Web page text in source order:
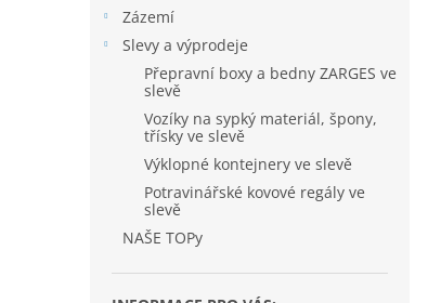
Zázemí
Slevy a výprodeje
Přepravní boxy a bedny ZARGES ve
slevě
Vozíky na sypký materiál, špony,
třísky ve slevě
Výklopné kontejnery ve slevě
Potravinářské kovové regály ve
slevě
NAŠE TOPy